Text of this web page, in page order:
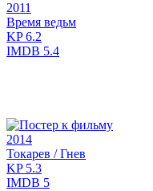
2011
Время ведьм
KP6.2
IMDB 5.4
2014
Токарев / Гнев
KP5.3
IMDB 5